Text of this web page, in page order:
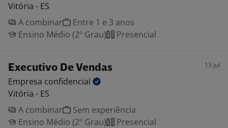
Vitória - ES
A combinar
Entre 1 e 3 anos
Ensino Médio (2º Grau)
Presencial
Executivo De Vendas 13 jul
Empresa confidencial
Vitória - ES
A combinar
Sem experiência
Ensino Médio (2º Grau)
Presencial